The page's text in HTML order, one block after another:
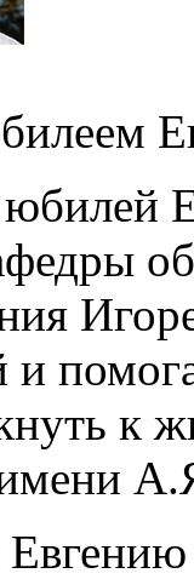
и
к
имени